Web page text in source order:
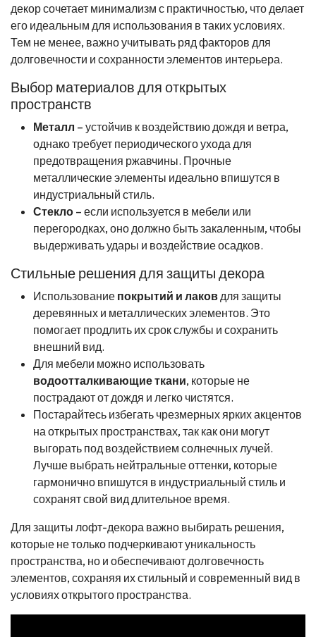
декор сочетает минимализм с практичностью, что делает
его идеальным для использования в таких условиях.
Тем не менее, важно учитывать ряд факторов для
долговечности и сохранности элементов интерьера.
Выбор материалов для открытых
пространств
Металл – устойчив к воздействию дождя и ветра,
однако требует периодического ухода для
предотвращения ржавчины. Прочные
металлические элементы идеально впишутся в
индустриальный стиль.
Стекло – если используется в мебели или
перегородках, оно должно быть закаленным, чтобы
выдерживать удары и воздействие осадков.
Стильные решения для защиты декора
Использование покрытий и лаковдля защиты
деревянных и металлических элементов. Это
помогает продлить их срок службы и сохранить
внешний вид.
Для мебели можно использовать
водоотталкивающие ткани, которые не
пострадают от дождя и легко чистятся.
Постарайтесь избегать чрезмерных ярких акцентов
на открытых пространствах, так как они могут
выгорать под воздействием солнечных лучей.
Лучше выбрать нейтральные оттенки, которые
гармонично впишутся в индустриальный стиль и
сохранят свой вид длительное время.
Для защиты лофт-декора важно выбирать решения,
которые не только подчеркивают уникальность
пространства, но и обеспечивают долговечность
элементов, сохраняя их стильный и современный вид в
условиях открытого пространства.